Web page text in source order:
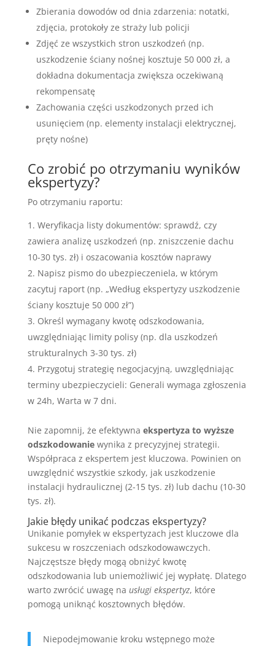
Zbierania dowodów od dnia zdarzenia: notatki,
zdjęcia, protokoły ze straży lub policji
Zdjęć ze wszystkich stron uszkodzeń (np.
uszkodzenie ściany nośnej kosztuje 50 000 zł, a
dokładna dokumentacja zwiększa oczekiwaną
rekompensatę
Zachowania części uszkodzonych przed ich
usunięciem (np. elementy instalacji elektrycznej,
pręty nośne)
Co zrobić po otrzymaniu wyników
ekspertyzy?
Po otrzymaniu raportu:
Weryfikacja listy dokumentów: sprawdź, czy
zawiera analizę uszkodzeń (np. zniszczenie dachu
10-30 tys. zł) i oszacowania kosztów naprawy
Napisz pismo do ubezpieczeniela, w którym
zacytuj raport (np. „Według ekspertyzy uszkodzenie
ściany kosztuje 50 000 zł”)
Określ wymagany kwotę odszkodowania,
uwzględniając limity polisy (np. dla uszkodzeń
strukturalnych 3-30 tys. zł)
Przygotuj strategię negocjacyjną, uwzględniając
terminy ubezpieczycieli: Generali wymaga zgłoszenia
w 24h, Warta w 7 dni.
Nie zapomnij, że efektywna ekspertyza to wyższe
odszkodowaniewynika z precyzyjnej strategii.
Współpraca z ekspertem jest kluczowa. Powinien on
uwzględnić wszystkie szkody, jak uszkodzenie
instalacji hydraulicznej (2-15 tys. zł) lub dachu (10-30
tys. zł).
Jakie błędy unikać podczas ekspertyzy?
Unikanie pomyłek w ekspertyzach jest kluczowe dla
sukcesu w roszczeniach odszkodowawczych.
Najczęstsze błędy mogą obniżyć kwotę
odszkodowania lub uniemożliwić jej wypłatę. Dlatego
warto zwrócić uwagę na usługi ekspertyz, które
pomogą uniknąć kosztownych błędów.
Niepodejmowanie kroku wstępnego może